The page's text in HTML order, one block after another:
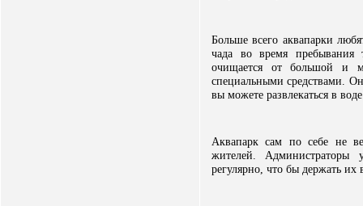
Больше всего аквапарки
чада во время пребывания
очищается от большой и
специальными средствами.
вы можете развлекаться в
Аквапарк сам по себе не
жителей. Администраторы
регулярно, что бы держать